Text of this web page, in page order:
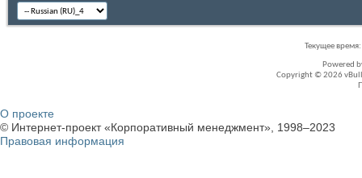
Текущее время:
Powered
Copyright © 2026
О проекте
© Интернет-проект «Корпоративный менеджмент», 1998–2023
Правовая информация